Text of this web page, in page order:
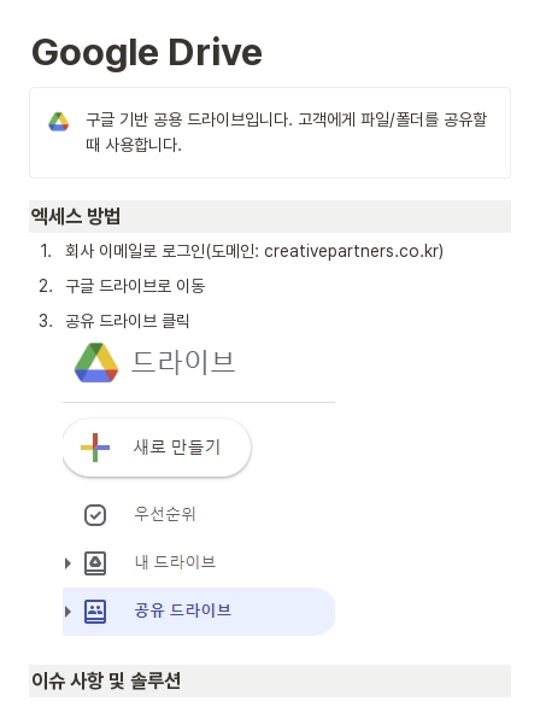
Google Drive
구글 기반 공용 드라이브입니다. 고객에게 파일/폴더를 공유할
때 사용합니다.
엑세스 방법
1.
회사 이메일로 로그인(도메인: creativepartners.co.kr)
2.
구글 드라이브로 이동
3. 공유 드라이브 클릭
이슈 사항 및 솔루션